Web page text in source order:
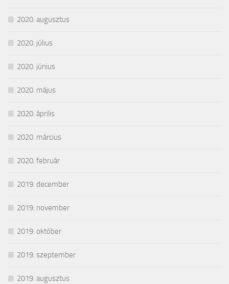
2020. augusztus
2020. július
2020. június
2020. május
2020. április
2020. március
2020. február
2019. december
2019. november
2019. október
2019. szeptember
2019. augusztus